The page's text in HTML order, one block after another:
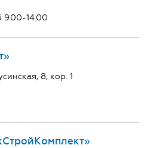
9.00-14.00
8, кор. 1